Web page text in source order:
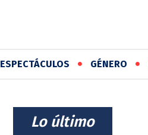
ESPECTÁCULOS GÉNERO
⠀Lo último⠀